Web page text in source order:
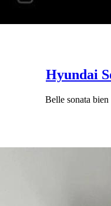
Hyundai
Belle sonata